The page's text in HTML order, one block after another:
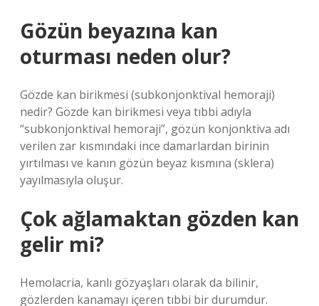
Gözün beyazına kan
oturması neden olur?
Gözde kan birikmesi (subkonjonktival hemoraji)
nedir? Gözde kan birikmesi veya tıbbi adıyla
“subkonjonktival hemoraji”, gözün konjonktiva adı
verilen zar kısmındaki ince damarlardan birinin
yırtılması ve kanın gözün beyaz kısmına (sklera)
yayılmasıyla oluşur.
Çok ağlamaktan gözden kan
gelir mi?
Hemolacria, kanlı gözyaşları olarak da bilinir,
gözlerden kanamayı içeren tıbbi bir durumdur.